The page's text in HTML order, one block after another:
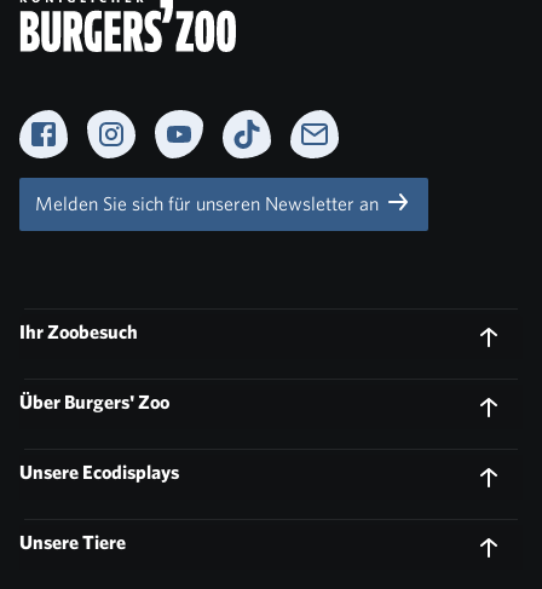
FacebookInstagramYouTubeTikTok Newsletter
Melden Sie sich für unseren Newsletter an
Ihr Zoobesuch
Über Burgers' Zoo
Unsere Ecodisplays
Unsere Tiere